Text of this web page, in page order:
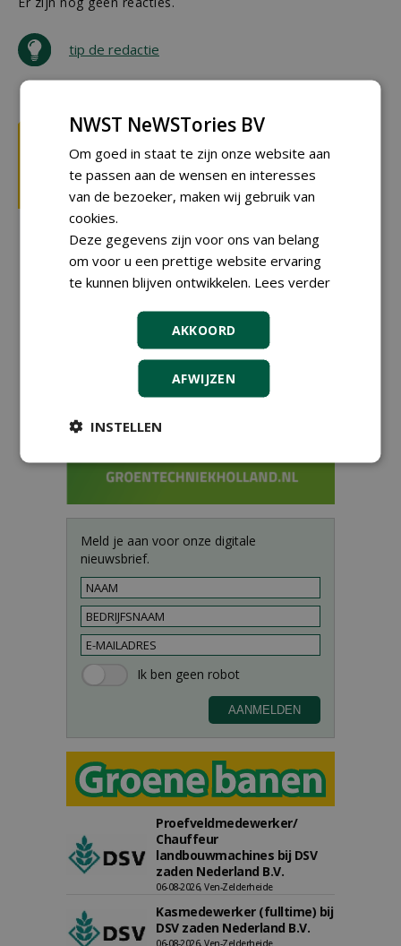
tip de redactie
Meld je aan voor onze digitale
nieuwsbrief.
Proefveldmedewerker/
Chauffeur
landbouwmachines bij DSV
zaden Nederland B.V.
06-08-2026, Ven-Zelderheide
Kasmedewerker (fulltime) bij
DSV zaden Nederland B.V.
06-08-2026, Ven-Zelderheide
NWST NeWSTories BV
Om goed in staat te zijn onze website aan
te passen aan de wensen en interesses
van de bezoeker, maken wij gebruik van
cookies.
Deze gegevens zijn voor ons van belang
om voor u een prettige website ervaring
te kunnen blijven ontwikkelen. Lees verder
AKKOORD
AFWIJZEN
INSTELLEN